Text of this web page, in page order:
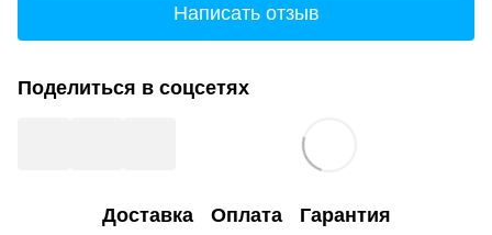
Написать отзыв
Поделиться в соцсетях
Доставка Оплата Гарантия